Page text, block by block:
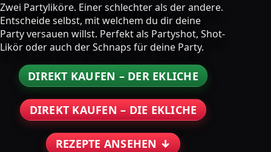
Zwei Partyliköre. Einer schlechter als der andere.
Entscheide selbst, mit welchem du dir deine
Party versauen willst. Perfekt als Partyshot, Shot-
Likör oder auch der Schnaps für deine Party.
DIREKT KAUFEN – DER EKLICHE
DIREKT KAUFEN – DIE EKLICHE
REZEPTE ANSEHEN ↓